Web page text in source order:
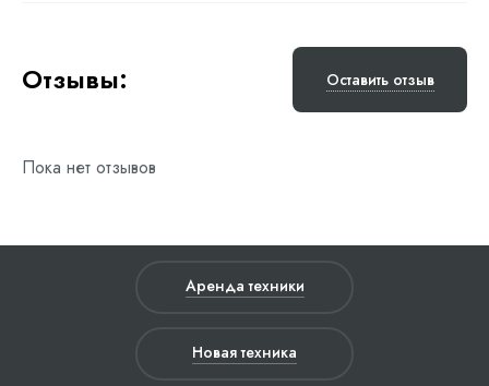
Отзывы: Оставить отзыв
Пока нет отзывов
Аренда техники
Новая техника